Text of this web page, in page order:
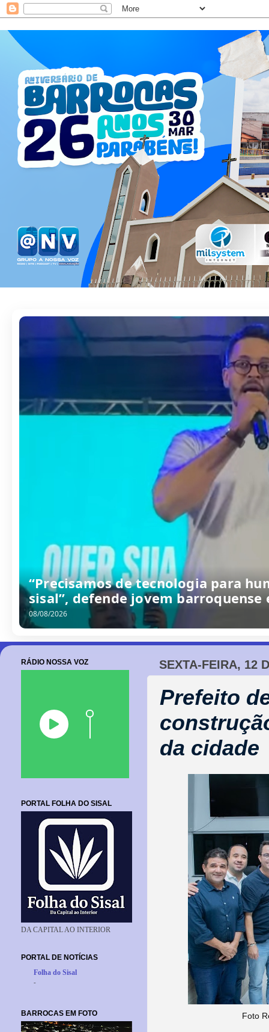
Seleção Barroquense goleia base
terceiro amistoso preparatório
08/08/2026
SEXTA-FEIRA, 12
Prefeito
da cidade
Foto
RÁDIO NOSSA VOZ
PORTAL FOLHA DO SISAL
DA CAPITAL AO INTERIOR
PORTAL DE NOTÍCIAS
Folha do Sisal
-
BARROCAS EM FOTO